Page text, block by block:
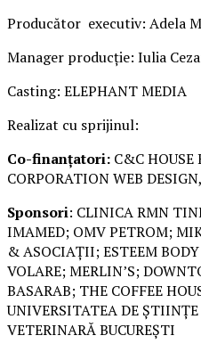
Producător executiv: Adela
Manager producție: Iulia
Casting: ELEPHANT MEDIA
Realizat cu sprijinul:
Co-finanțatori: C&C HOUSE
CORPORATION WEB
Sponsori: CLINICA RMN
IMAMED; OMV PETROM;
& ASOCIAȚII; ESTEEM
VOLARE; MERLIN’S;
BASARAB; THE COFFEE
UNIVERSITATEA DE
VETERINARĂ BUCUREȘTI